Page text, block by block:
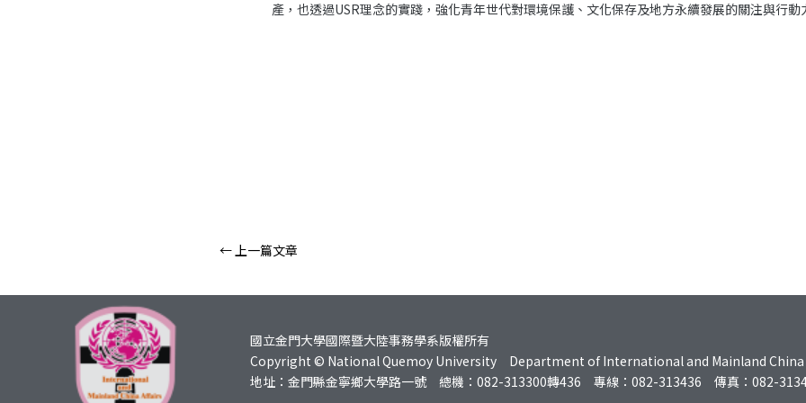
產，也透過USR理念的實踐，強化青年世代對環境保護、文化保存及地方永續發展的關注與行動
← 上一篇文章
國立金門大學國際暨大陸事務學系版權所有
Copyright © National Quemoy University Department of International and Mainland China
地址：金門縣金寧鄉大學路一號 總機：082-313300轉436 專線：082-313436 傳真：082-